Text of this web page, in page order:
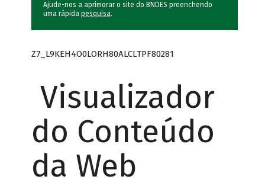
Ajude-nos a aprimorar o site do BNDES preenchendo
uma rápida pesquisa.
Z7_L9KEH4O0LORH80ALCLTPF80281
Visualizador
do Conteúdo
da Web